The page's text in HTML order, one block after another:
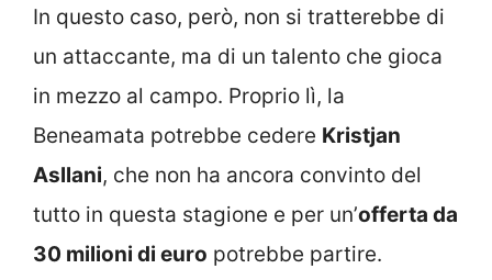
In questo caso, però, non si tratterebbe di
un attaccante, ma di un talento che gioca
in mezzo al campo. Proprio lì, la
Beneamata potrebbe cedere Kristjan
Asllani, che non ha ancora convinto del
tutto in questa stagione e per un’offerta da
30 milioni di euro potrebbe partire.